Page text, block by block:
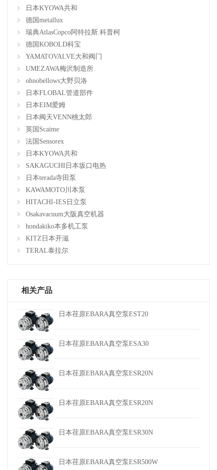
日本KYOWA共和
德国metallux
瑞典AtlasCopco阿特拉斯.科普柯
德国KOBOLD科宝
YAMATOVALVE大和阀门
UMEZAWA梅沢制造所
ohnobellows大野贝洛
日本FLOBAL管道部件
日本EIM爱姆
日本阀天VENN桃太郎
英国Scaime
法国Sensorex
日本KYOWA共和
SAKAGUCHI日本坂口电热
日本terada寺田泵
KAWAMOTO川本泵
HITACHI-IES日立泵
Osakavacuum大阪真空机器
hondakiko本多机工泵
KITZ日本开滋
TERAL泰拉尔
相关产品
日本荏原EBARA真空泵EST20
日本荏原EBARA真空泵ESA30
日本荏原EBARA真空泵ESR20N
日本荏原EBARA真空泵ESR20N
日本荏原EBARA真空泵ESR30N
日本荏原EBARA真空泵ESR500W